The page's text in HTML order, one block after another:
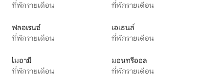
ที่พักรายเดือน
ที่พักรายเดือน
ฟลอเรนซ์
ที่พักรายเดือน
เอเธนส์
ที่พักรายเดือน
ไมอามี
ที่พักรายเดือน
มอนทรีออล
ที่พักรายเดือน